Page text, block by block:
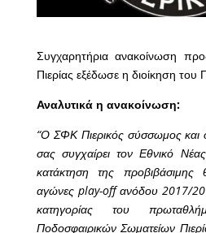
Συγχαρητήρια ανακοίνωση
Πιερίας εξέδωσε η διοίκηση του
Αναλυτικά η ανακοίνωση:
“Ο ΣΦΚ Πιερικός σύσσωμος και
σας συγχαίρει τον Εθνικό
κατάκτηση της
αγώνες play-off ανόδου 2017/
κατηγορίας του
Ποδοσφαιρικών Σωματείων